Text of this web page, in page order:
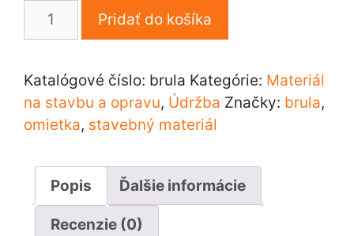
množstvo
Brula
Pridať do košíka
Katalógové číslo: brula Kategórie: Materiál
na stavbu a opravu, Údržba Značky: brula,
omietka, stavebný materiál
Popis Ďalšie informácie
Recenzie (0)